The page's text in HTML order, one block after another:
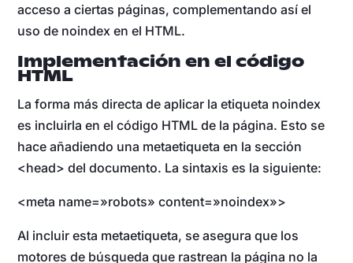
acceso a ciertas páginas, complementando así el
uso de noindex en el HTML.
Implementación en el código
HTML
La forma más directa de aplicar la etiqueta noindex
es incluirla en el código HTML de la página. Esto se
hace añadiendo una metaetiqueta en la sección
<head> del documento. La sintaxis es la siguiente:
<meta name=»robots» content=»noindex»>
Al incluir esta metaetiqueta, se asegura que los
motores de búsqueda que rastrean la página no la